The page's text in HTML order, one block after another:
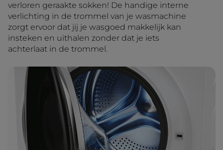
verloren geraakte sokken! De handige interne
verlichting in de trommel van je wasmachine
zorgt ervoor dat jij je wasgoed makkelijk kan
insteken en uithalen zonder dat je iets
achterlaat in de trommel.